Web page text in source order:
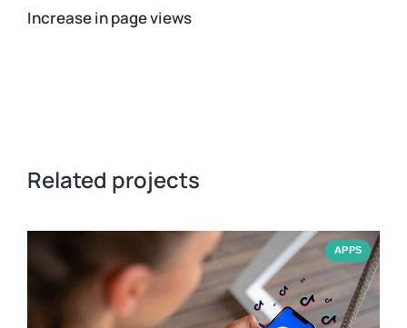
Increase in page views
Related projects
APPS